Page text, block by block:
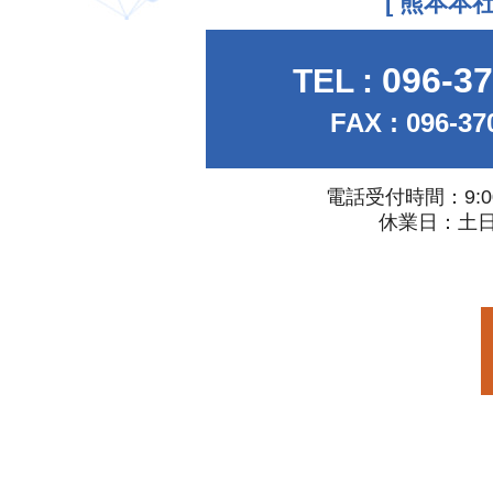
TEL : 096-
FAX : 096-
電話受付時間：
休業日：土